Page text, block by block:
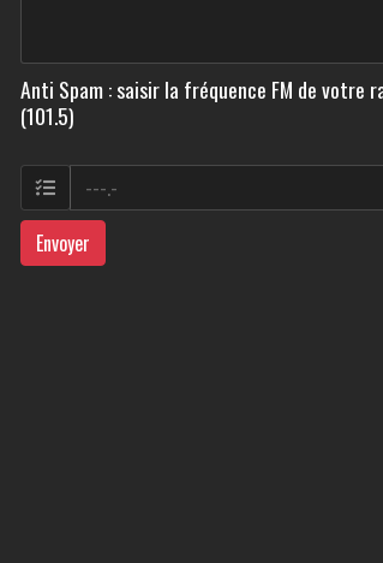
Anti Spam : saisir la fréquence FM de votre
(101.5)
Envoyer